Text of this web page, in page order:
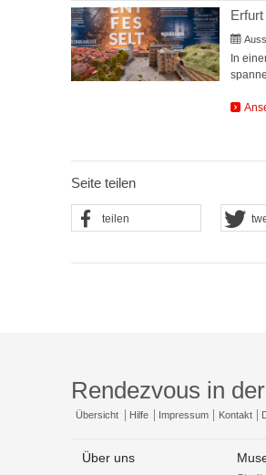
In
Seite teilen
teilen
Rendezvous in
Übersicht Hilfe Impressum Kontakt
Über uns